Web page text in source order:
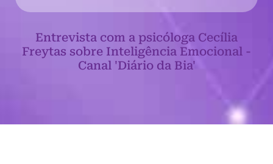
Entrevista com a psicóloga Cecília
Freytas sobre Inteligência Emocional -
Canal 'Diário da Bia'